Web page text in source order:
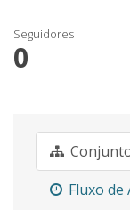
Seguidores
0
Fluxo de